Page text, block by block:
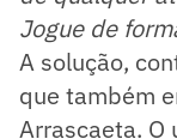
Jogue de
A solução,
que também
Arrascaeta. O